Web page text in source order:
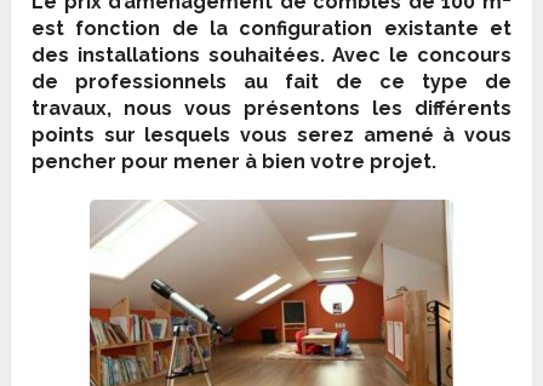
est fonction de la configuration existante et
des installations souhaitées. Avec le concours
de professionnels au fait de ce type de
travaux, nous vous présentons les différents
points sur lesquels vous serez amené à vous
pencher pour mener à bien votre projet.